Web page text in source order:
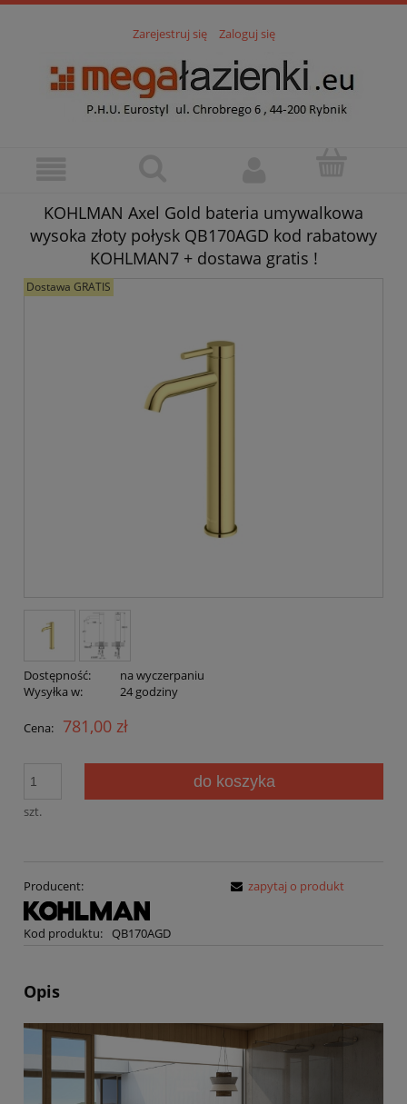
Zarejestruj się Zaloguj się
KOHLMAN Axel Gold bateria umywalkowa
wysoka złoty połysk QB170AGD kod rabatowy
KOHLMAN7 + dostawa gratis !
Dostawa GRATIS
Dostępność:
na wyczerpaniu
Wysyłka w:
24 godziny
Cena: 781,00 zł
szt.
do koszyka
Producent:
Kod produktu: QB170AGD
zapytaj o produkt
Opis